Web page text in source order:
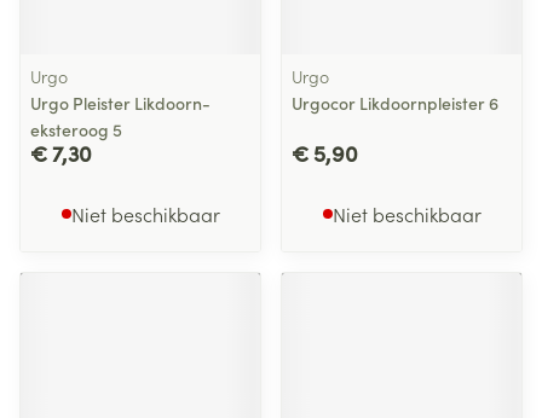
Urgo
Urgo Pleister Likdoorn-
eksteroog 5
€ 7,30
Niet beschikbaar
Urgo
Urgocor Likdoornpleister 6
€ 5,90
Niet beschikbaar